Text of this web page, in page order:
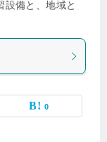
設備と、地域と
0